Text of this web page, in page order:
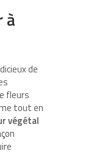
à
de
fleurs
tout en
végétal